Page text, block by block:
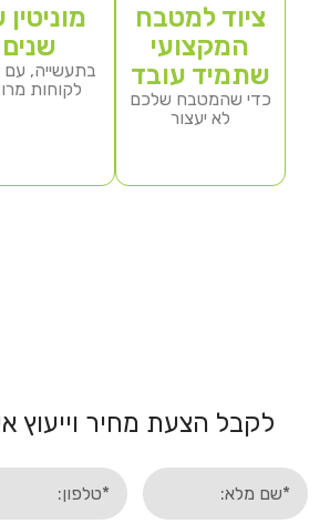
ציוד למטבח
המקצועי
שתמיד עובד
כדי שהמטבח שלכם
לא יעצור
שנים
בתעשייה, עם
לקוחות
לקבל הצעת מחיר